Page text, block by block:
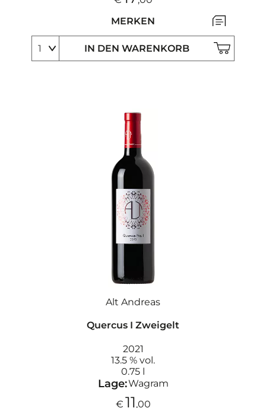
MERKEN
IN DEN WARENKORB
Alt Andreas
Quercus I Zweigelt
2021
13.5 % vol.
0.75 l
Lage:Wagram
€ 11,00